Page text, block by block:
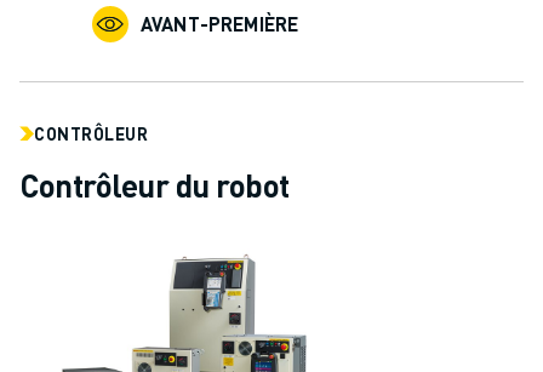
AVANT-PREMIÈRE
CONTRÔLEUR
Contrôleur du robot